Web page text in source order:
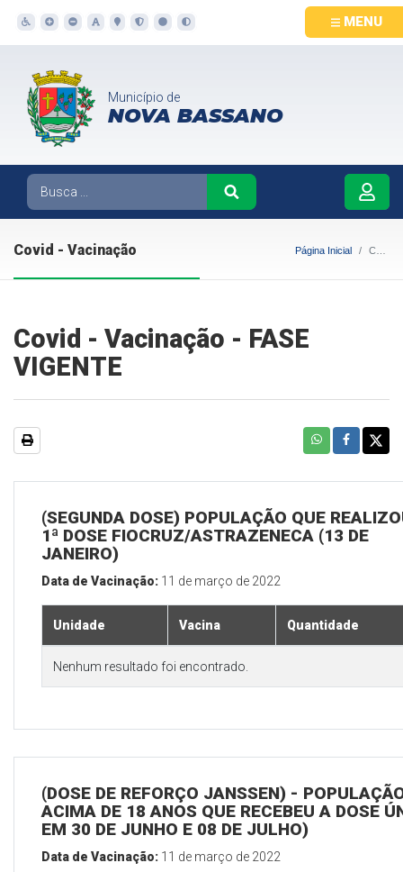
MENU
Município de
NOVA BASSANO
Covid - Vacinação Página Inicial Covid - Vacinação
Covid - Vacinação - FASE
VIGENTE
(SEGUNDA DOSE) POPULAÇÃO QUE
1ª DOSE FIOCRUZ/ASTRAZENECA (13 DE
JANEIRO)
Data de Vacinação: 11 de março de 2022
Unidade Vacina Quantidade
Nenhum resultado foi encontrado.
(DOSE DE REFORÇO JANSSEN) -
ACIMA DE 18 ANOS QUE RECEBEU A DOSE
EM 30 DE JUNHO E 08 DE JULHO)
Data de Vacinação: 11 de março de 2022